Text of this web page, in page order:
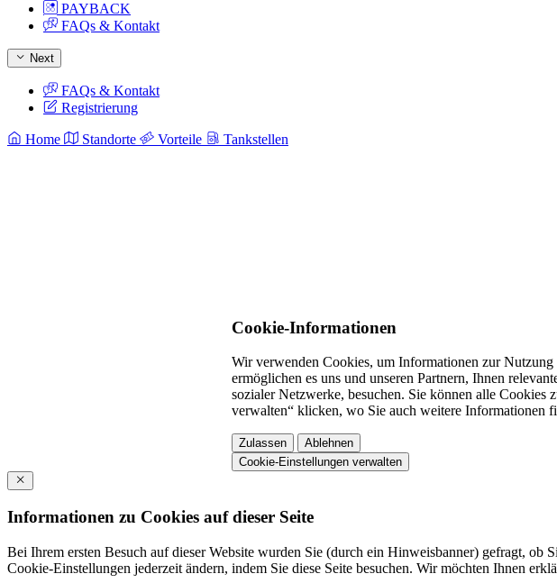
PAYBACK
FAQs & Kontakt
Next
FAQs & Kontakt
Registrierung
Home Standorte Vorteile Tankstellen
Cookie-Informationen
Wir verwenden Cookies, um Informationen zur Nutzung
ermöglichen es uns und unseren Partnern, Ihnen
sozialer Netzwerke, besuchen. Sie können alle Cookies
verwalten“ klicken, wo Sie auch weitere Informationen
Zulassen
Ablehnen
Cookie-Einstellungen verwalten
Informationen zu Cookies auf dieser Seite
Bei Ihrem ersten Besuch auf dieser Website wurden Sie (durch ein Hinweisbanner) gefragt,
Cookie-Einstellungen jederzeit ändern, indem Sie diese Seite besuchen. Wir möchten Ihnen